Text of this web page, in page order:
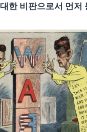
한 비판으로서 먼저